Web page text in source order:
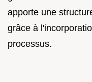
apporte une
grâce à
processus.